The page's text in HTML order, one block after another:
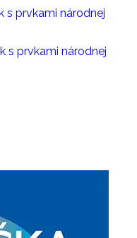
s prvkami národnej
s prvkami národnej